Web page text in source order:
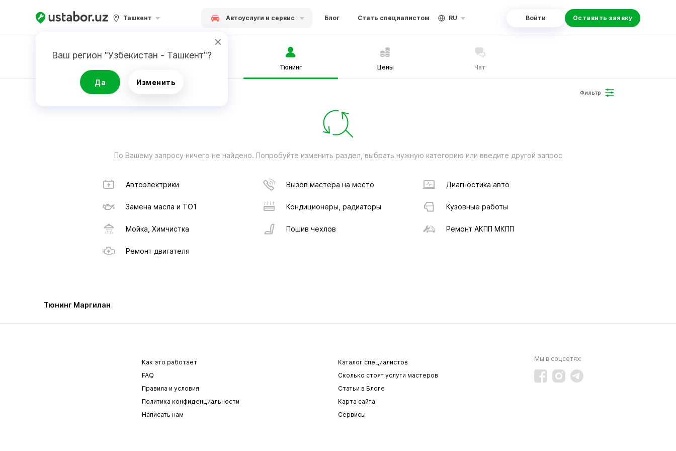
Ташкент Автоуслуги и сервис Блог Стать специалистом RU Войти Оставить заявку
Ваш регион "Узбекистан - Ташкент"?
Да Изменить
Тюнинг Цены Чат
РЕЗУЛЬТАТ Фильтр
По Вашему запросу ничего не найдено. Попробуйте изменить раздел, выбрать нужную категорию или введите другой запрос
Автоэлектрики Вызов мастера на место Диагностика авто
Замена масла и ТО1 Кондиционеры, радиаторы Кузовные работы
Мойка, Химчистка Пошив чехлов Ремонт АКПП МКПП
Ремонт двигателя
Тюнинг Маргилан
Как это работает
Каталог специалистов
FAQ
Сколько стоят услуги мастеров
Правила и условия
Статьи в Блоге
Политика конфиденциальности
Карта сайта
Написать нам
Сервисы
Мы в соцсетях: